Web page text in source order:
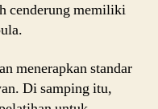
cenderung memiliki
menerapkan standar
Di samping itu,